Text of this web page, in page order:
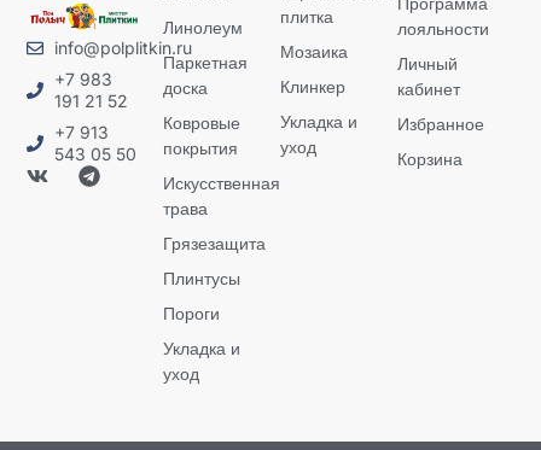
info@polplitkin.ru
+7 983
191 21 52
+7 913
543 05 50
Линолеум
Паркетная
доска
Ковровые
покрытия
Искусственная
трава
Грязезащита
Плинтусы
Пороги
Укладка и
уход
плитка
Мозаика
Клинкер
Укладка и
уход
лояльности
Личный
кабинет
Избранное
Корзина